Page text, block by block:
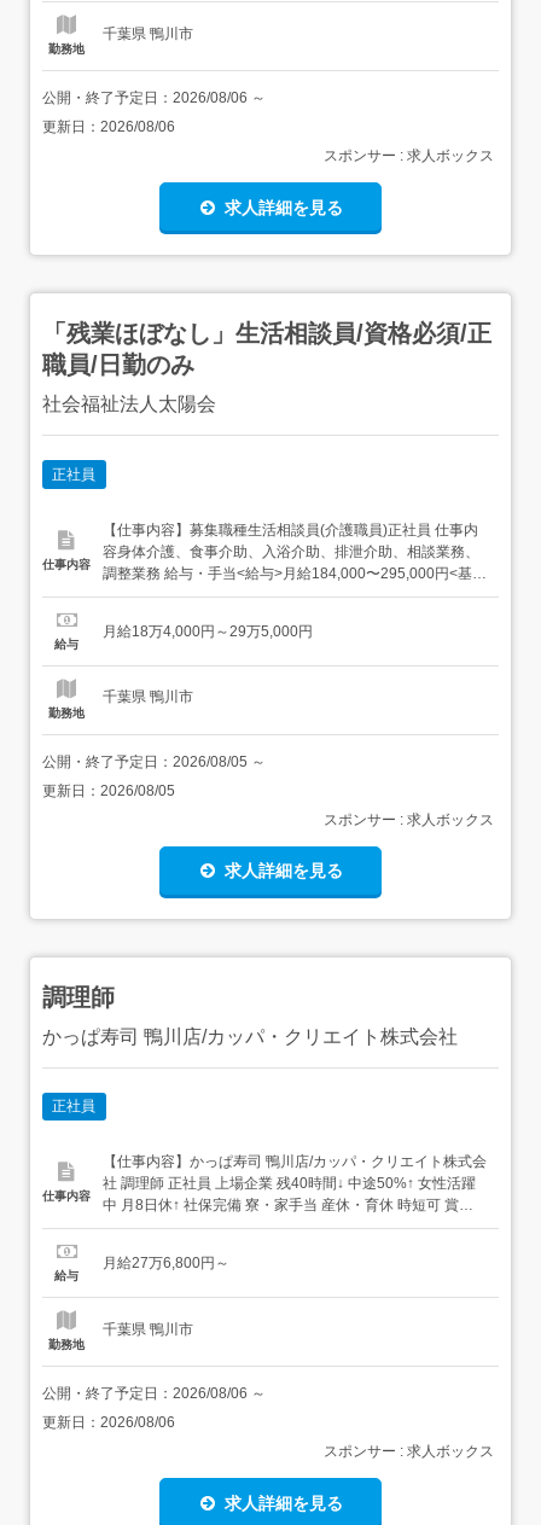
勤務地
千葉県 鴨川市
公開・終了予定日： 2026/08/06 ～
更新日： 2026/08/06
スポンサー : 求人ボックス
求人詳細を見る
「残業ほぼなし」生活相談員/資格必須/正
職員/日勤のみ
社会福祉法人太陽会
正社員
仕事内容
【仕事内容】募集職種生活相談員(介護職員)正社員 仕事内
容身体介護、食事介助、入浴介助、排泄介助、相談業務、
調整業務 給与・手当<給与>月給184,000〜295,000円<基本
給>170,000〜280,000円<手当>交通費支給:実費(上限あり)
扶養手当:0～14,000円住宅手当:0...
給与
月給18万4,000円～29万5,000円
勤務地
千葉県 鴨川市
公開・終了予定日： 2026/08/05 ～
更新日： 2026/08/05
スポンサー : 求人ボックス
求人詳細を見る
調理師
かっぱ寿司 鴨川店/カッパ・クリエイト株式会社
正社員
仕事内容
【仕事内容】かっぱ寿司 鴨川店/カッパ・クリエイト株式会
社 調理師 正社員 上場企業 残40時間↓ 中途50%↑ 女性活躍
中 月8日休↑ 社保完備 寮・家⼿当 産休・育休 時短可 賞与
まかないあり 求人情報掲載期間:2026/07/16～2026/08/20
店 住 所 千葉県 鴨川市 貝渚字南川田3...
給与
月給27万6,800円～
勤務地
千葉県 鴨川市
公開・終了予定日： 2026/08/06 ～
更新日： 2026/08/06
スポンサー : 求人ボックス
求人詳細を見る